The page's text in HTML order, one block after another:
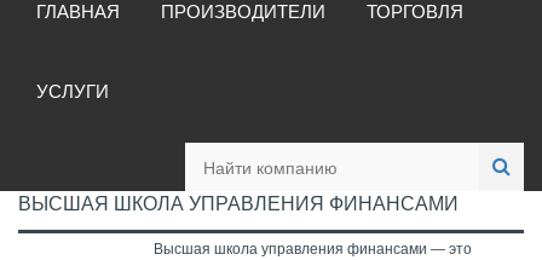
ГЛАВНАЯ ПРОИЗВОДИТЕЛИ ТОРГОВЛЯ
УСЛУГИ
ВЫСШАЯ ШКОЛА УПРАВЛЕНИЯ ФИНАНСАМИ
Высшая школа управления финансами — это